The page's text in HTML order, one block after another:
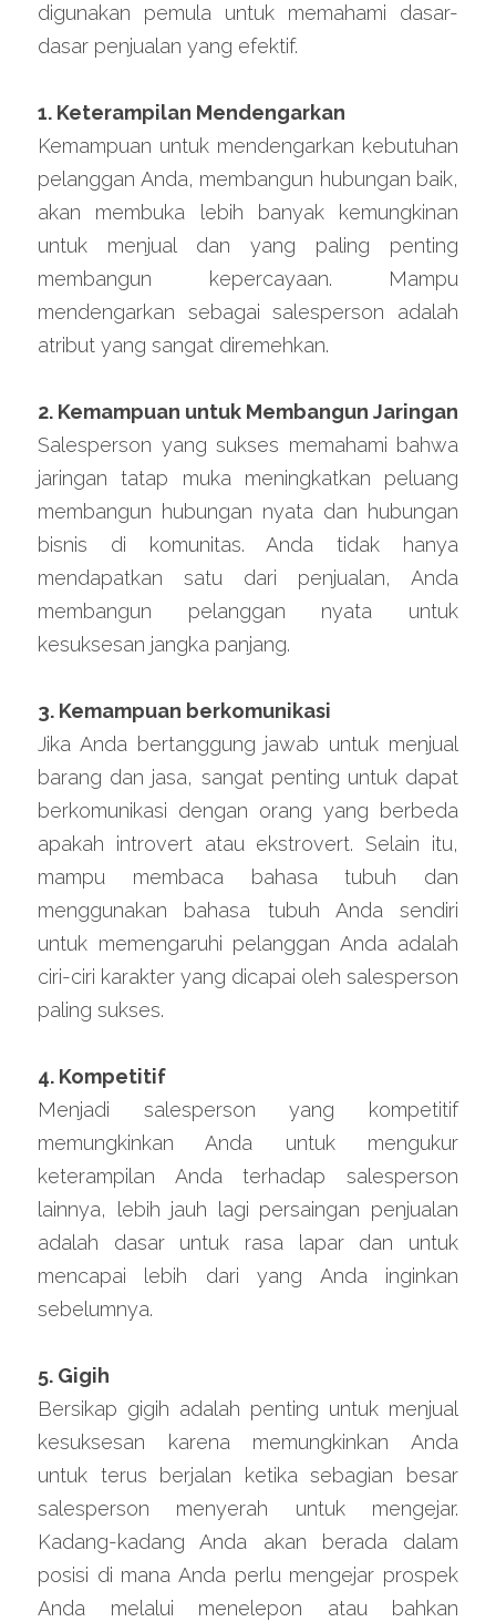
digunakan pemula untuk memahami dasar-
dasar penjualan yang efektif.
1. Keterampilan Mendengarkan
Kemampuan untuk mendengarkan kebutuhan
pelanggan Anda, membangun hubungan baik,
akan membuka lebih banyak kemungkinan
untuk menjual dan yang paling penting
membangun kepercayaan. Mampu
mendengarkan sebagai salesperson adalah
atribut yang sangat diremehkan.
2. Kemampuan untuk Membangun Jaringan
Salesperson yang sukses memahami bahwa
jaringan tatap muka meningkatkan peluang
membangun hubungan nyata dan hubungan
bisnis di komunitas. Anda tidak hanya
mendapatkan satu dari penjualan, Anda
membangun pelanggan nyata untuk
kesuksesan jangka panjang.
3. Kemampuan berkomunikasi
Jika Anda bertanggung jawab untuk menjual
barang dan jasa, sangat penting untuk dapat
berkomunikasi dengan orang yang berbeda
apakah introvert atau ekstrovert. Selain itu,
mampu membaca bahasa tubuh dan
menggunakan bahasa tubuh Anda sendiri
untuk memengaruhi pelanggan Anda adalah
ciri-ciri karakter yang dicapai oleh salesperson
paling sukses.
4. Kompetitif
Menjadi salesperson yang kompetitif
memungkinkan Anda untuk mengukur
keterampilan Anda terhadap salesperson
lainnya, lebih jauh lagi persaingan penjualan
adalah dasar untuk rasa lapar dan untuk
mencapai lebih dari yang Anda inginkan
sebelumnya.
5. Gigih
Bersikap gigih adalah penting untuk menjual
kesuksesan karena memungkinkan Anda
untuk terus berjalan ketika sebagian besar
salesperson menyerah untuk mengejar.
Kadang-kadang Anda akan berada dalam
posisi di mana Anda perlu mengejar prospek
Anda melalui menelepon atau bahkan